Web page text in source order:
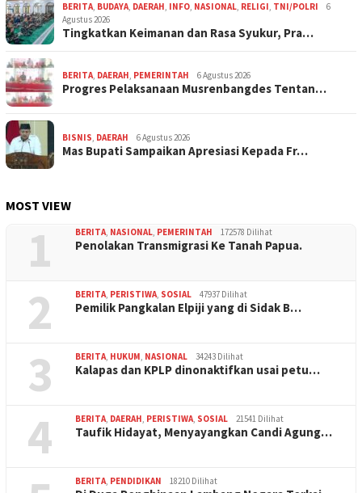
BERITA, BUDAYA, DAERAH, INFO, NASIONAL, RELIGI, TNI/POLRI
6
Agustus 2026
Tingkatkan Keimanan dan Rasa Syukur, Pra…
BERITA, DAERAH, PEMERINTAH 6 Agustus 2026
Progres Pelaksanaan Musrenbangdes Tentan…
BISNIS, DAERAH 6 Agustus 2026
Mas Bupati Sampaikan Apresiasi Kepada Fr…
MOST VIEW
1 BERITA, NASIONAL, PEMERINTAH 172578 Dilihat
Penolakan Transmigrasi Ke Tanah Papua.
2 BERITA, PERISTIWA, SOSIAL 47937 Dilihat
Pemilik Pangkalan Elpiji yang di Sidak B…
3 BERITA, HUKUM, NASIONAL 34243 Dilihat
Kalapas dan KPLP dinonaktifkan usai petu…
4 BERITA, DAERAH, PERISTIWA, SOSIAL 21541 Dilihat
Taufik Hidayat, Menyayangkan Candi Agung…
BERITA, PENDIDIKAN 18210 Dilihat